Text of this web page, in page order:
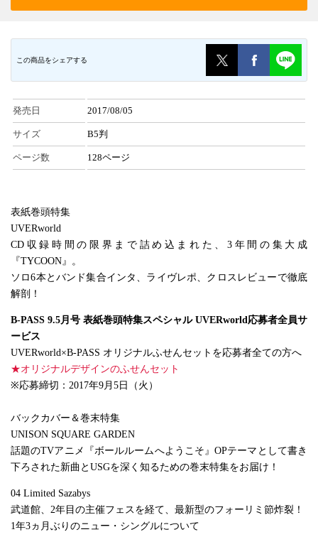
この商品をシェアする
発売日 2017/08/05
サイズ B5判
ページ数 128ページ
表紙巻頭特集
UVERworld
CD収録時間の限界まで詰め込まれた、3年間の集大成
『TYCOON』。
ソロ6本とバンド集合インタ、ライヴレポ、クロスレビューで徹底
解剖！
B-PASS 9.5月号 表紙巻頭特集スペシャル UVERworld応募者全員サ
ービス
UVERworld×B-PASS オリジナルふせんセットを応募者全ての方へ
★オリジナルデザインのふせんセット
※応募締切：2017年9月5日（火）
バックカバー＆巻末特集
UNISON SQUARE GARDEN
話題のTVアニメ『ボールルームへようこそ』OPテーマとして書き
下ろされた新曲とUSGを深く知るための巻末特集をお届け！
04 Limited Sazabys
武道館、2年目の主催フェスを経て、最新型のフォーリミ節炸裂！
1年3ヵ月ぶりのニュー・シングルについて